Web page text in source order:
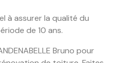
à assurer la qualité du
de 10 ans.
Bruno pour